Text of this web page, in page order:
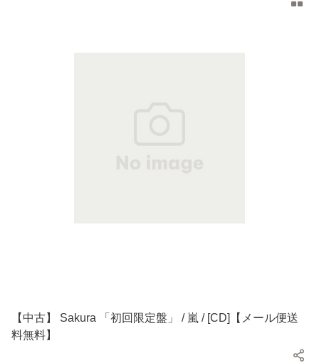
【中古】 Sakura 「初回限定盤」 / 嵐 / [CD]【メール便送
料無料】